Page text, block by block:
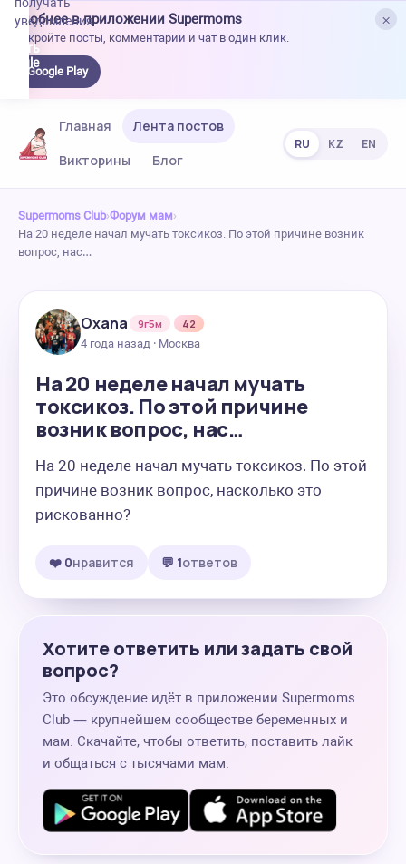
×
Удобнее в приложении Supermoms
Откройте посты, комментарии и чат в один клик.
Google Play
уведомления.
Главная
Лента постов
Викторины
Блог
RU KZ EN
Supermoms Club›Форум мам›
На 20 неделе начал мучать токсикоз. По этой причине возник
вопрос, нас…
Oxana 9г5м
42
4 года назад · Москва
На 20 неделе начал мучать
токсикоз. По этой причине
возник вопрос, нас…
На 20 неделе начал мучать токсикоз. По этой
причине возник вопрос, насколько это
рискованно?
❤️ 0нравится 💬 1ответов
Хотите ответить или задать свой
вопрос?
Это обсуждение идёт в приложении Supermoms
Club — крупнейшем сообществе беременных и
мам. Скачайте, чтобы ответить, поставить лайк
и общаться с тысячами мам.